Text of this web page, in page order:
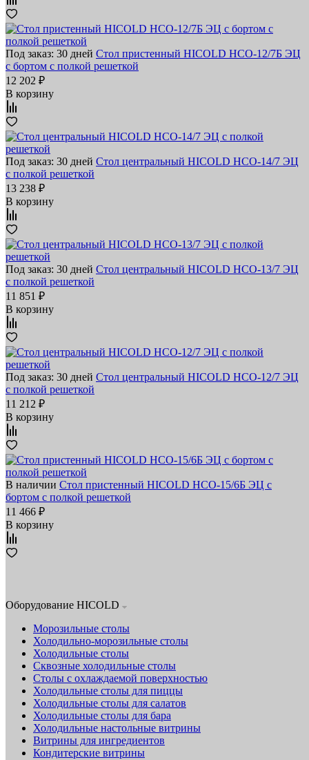
Под заказ: 30 дней Стол пристенный HICOLD НСО-12/7Б ЭЦ
с бортом с полкой решеткой
12 202 ₽
В корзину
Под заказ: 30 дней Стол центральный HICOLD НСО-14/7 ЭЦ
с полкой решеткой
13 238 ₽
В корзину
Под заказ: 30 дней Стол центральный HICOLD НСО-13/7 ЭЦ
с полкой решеткой
11 851 ₽
В корзину
Под заказ: 30 дней Стол центральный HICOLD НСО-12/7 ЭЦ
с полкой решеткой
11 212 ₽
В корзину
В наличии Стол пристенный HICOLD НСО-15/6Б ЭЦ с
бортом с полкой решеткой
11 466 ₽
В корзину
Оборудование HICOLD
Морозильные столы
Холодильно-морозильные столы
Холодильные столы
Сквозные холодильные столы
Столы с охлаждаемой поверхностью
Холодильные столы для пиццы
Холодильные столы для салатов
Холодильные столы для бара
Холодильные настольные витрины
Витрины для ингредиентов
Кондитерские витрины